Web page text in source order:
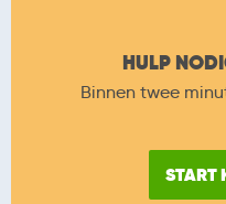
HULP
Binnen twee
START